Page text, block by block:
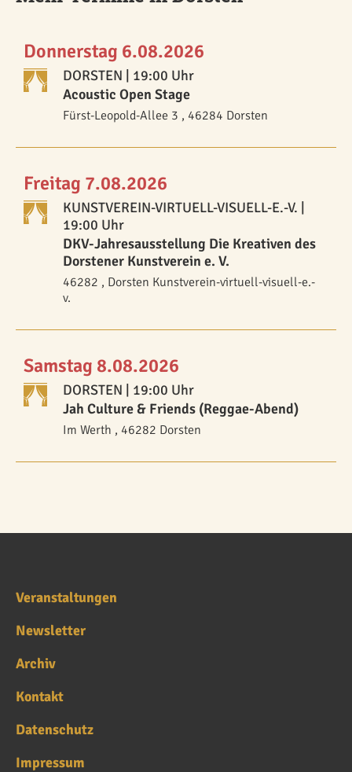
Donnerstag 6.08.2026
DORSTEN | 19:00 Uhr
Acoustic Open Stage
Fürst-Leopold-Allee 3 , 46284 Dorsten
Freitag 7.08.2026
KUNSTVEREIN-VIRTUELL-VISUELL-E.-V.
19:00 Uhr
DKV-Jahresausstellung Die Kreativen des
Dorstener Kunstverein e. V.
46282 , Dorsten Kunstverein-virtuell-visuell-e.-
v.
Samstag 8.08.2026
DORSTEN | 19:00 Uhr
Jah Culture & Friends (Reggae-Abend)
Im Werth , 46282 Dorsten
Veranstaltungen
Newsletter
Archiv
Kontakt
Datenschutz
Impressum